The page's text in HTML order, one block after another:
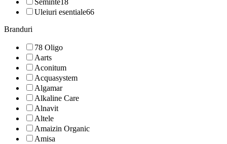
Seminte18
Uleiuri esentiale66
Branduri
78 Oligo
Aarts
Aconitum
Acquasystem
Algamar
Alkaline Care
Alnavit
Altele
Amaizin Organic
Amisa